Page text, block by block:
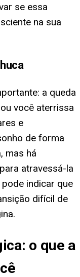
se essa
na sua
a queda
você aterrissa
e
de forma
mas há
atravessá-la
indicar que
difícil de
o que a